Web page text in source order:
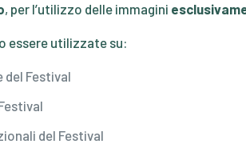
, per l’utilizzo delle immagini
essere utilizzate su:
Festival
del Festival